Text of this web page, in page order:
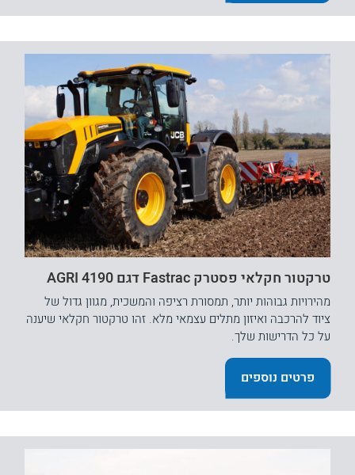
טרקטור חקלאי פסטרק Fastrac דגם 4190 AGRI
מהירויות גבוהות יותר, תמסורת רציפה והמשכית, מגוון גדול של
ציוד להרכבה ואיזון מתלים עצמאי מלא. זהו טרקטור חקלאי שיענה
על כל הדרישות שלך.
פרטים נוספים